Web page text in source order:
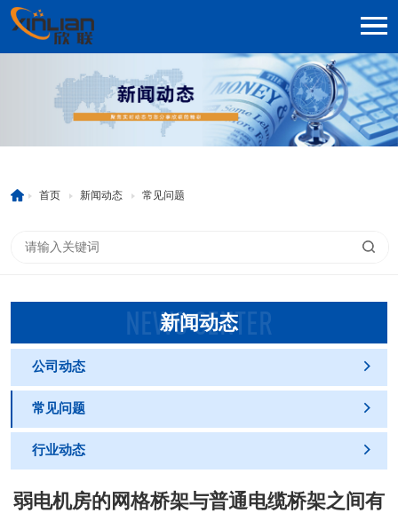
首页 新闻动态 常见问题
NEWS CENTER
新闻动态
公司动态 
常见问题 
行业动态 
弱电机房的网格桥架与普通电缆桥架之间有